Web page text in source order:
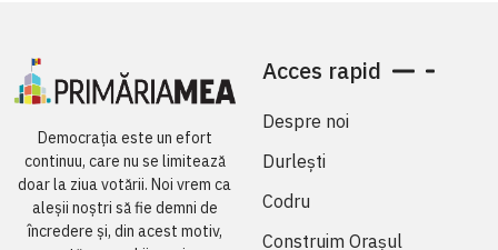
Democrația este un efort
continuu, care nu se limitează
doar la ziua votării. Noi vrem ca
aleșii noștri să fie demni de
încredere și, din acest motiv,
Acces rapid
Despre noi
Durlești
Codru
Construim Orașul